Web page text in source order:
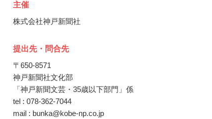
主催
株式会社神戸新聞社
提出先・問合先
〒650-8571
神戸新聞社文化部
「神戸新聞文芸・35歳以下部門」係
tel : 078-362-7044
mail : bunka@kobe-np.co.jp